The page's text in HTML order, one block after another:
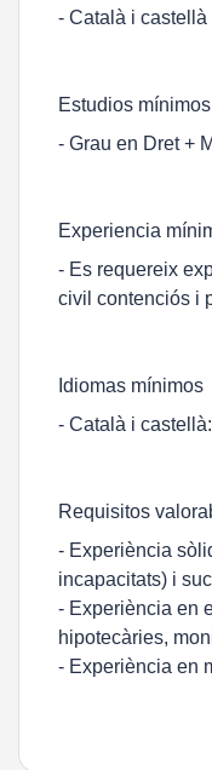
- Català i
Estudios mínimos
- Grau en Dret +
Experiencia
- Es requereix
civil contenciós i
Idiomas mínimos
- Català i
Requisitos
- Experiència
incapacitats) i
- Experiència en
hipotecàries,
- Experiència en